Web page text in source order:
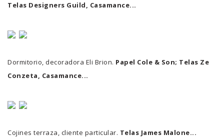
Telas Designers Guild, Casamance...
Dormitorio, decoradora Eli Brion. Papel Cole & Son; Telas Ze
Conzeta, Casamance...
Cojines terraza, cliente particular. Telas James Malone...